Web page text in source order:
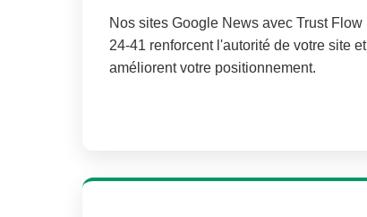
Nos sites Google News avec Trust Flow
24-41 renforcent l'autorité de votre site et
améliorent votre positionnement.